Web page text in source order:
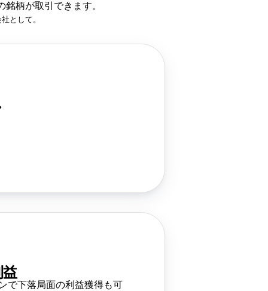
柄が取引できます。
として。
で下落局面の利益獲得も可